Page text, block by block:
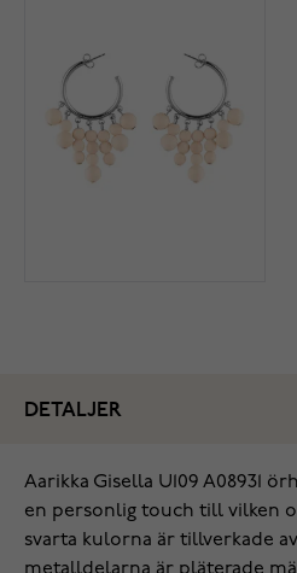
DETALJER
Aarikka Gisella U109 A08931
en personlig touch till vilken
svarta kulorna är tillverkade